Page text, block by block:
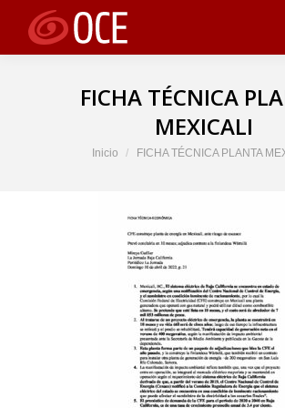
FICHA TÉCNICA
MEXICALI
Estás aquí:
Inicio FICHA TÉCNICA PLANTA